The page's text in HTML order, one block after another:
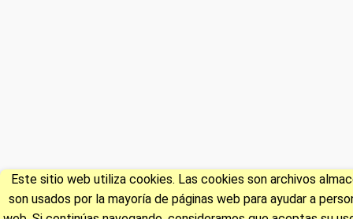
Este sitio web utiliza cookies. Las cookies son archivos
son usados por la mayoría de páginas web para ayudar a